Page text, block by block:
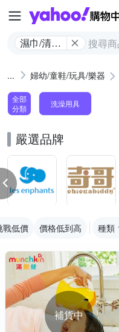
濕巾/清潔/
婦幼/童鞋/玩具/樂器
全部
分類
洗澡用具
嚴選品牌
戰低價 價格低到高 種類
補貨中